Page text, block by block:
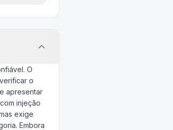
O
o
apresentar
injeção
exige
Embora